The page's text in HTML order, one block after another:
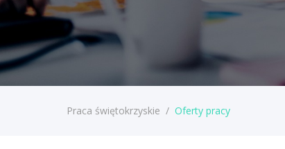
Praca świętokrzyskie / Oferty pracy